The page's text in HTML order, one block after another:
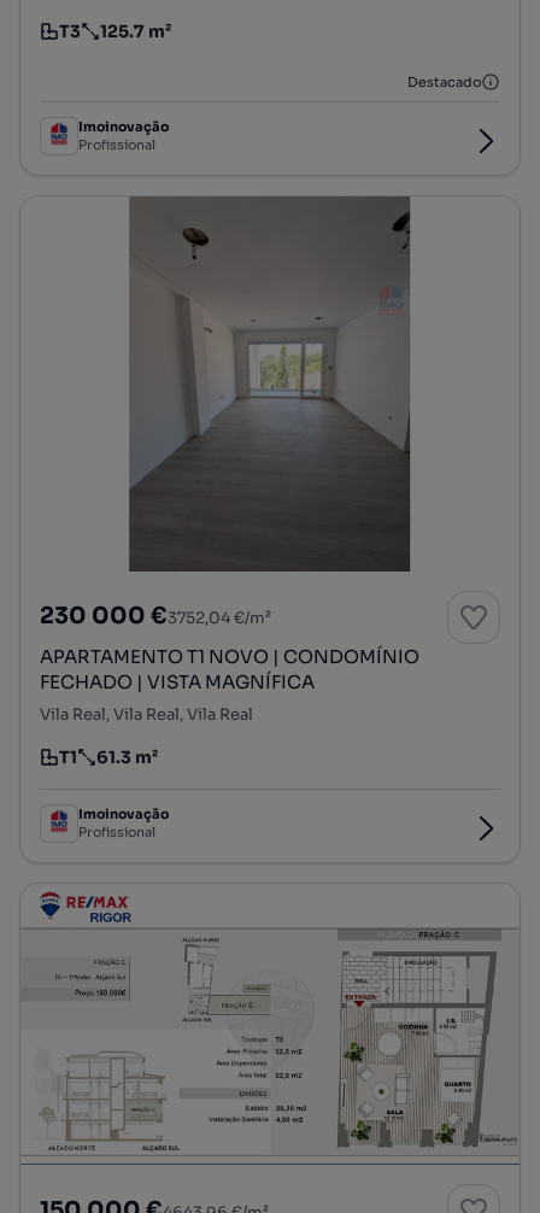
Tipologia
T3
Preço por metro quadrado
125.7 m²
Destacado
Imoinovação
Profissional
230 000 €3752,04 €/m²
APARTAMENTO T1 NOVO | CONDOMÍNIO
FECHADO | VISTA MAGNÍFICA
Vila Real, Vila Real, Vila Real
Tipologia
T1
Preço por metro quadrado
61.3 m²
Imoinovação
Profissional